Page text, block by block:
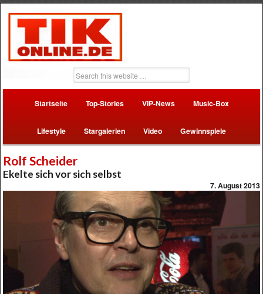
Startseite Top-Stories VIP-News Music-Box
Lifestyle Stargalerien Video Gewinnspiele
Rolf Scheider
Ekelte sich vor sich selbst
7. August 2013